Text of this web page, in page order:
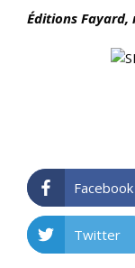
Éditions Fayard,
Facebook
Twitter